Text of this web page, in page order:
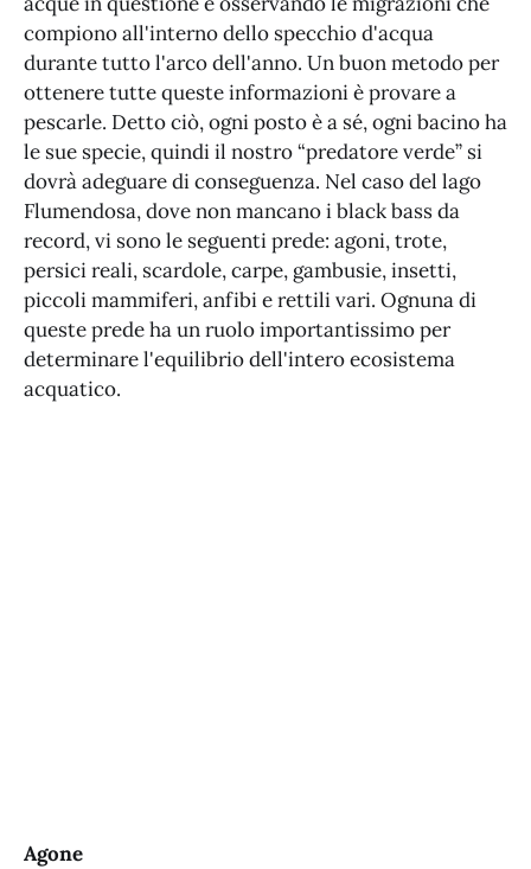
compiono all'interno dello specchio d'acqua
durante tutto l'arco dell'anno. Un buon metodo per
ottenere tutte queste informazioni è provare a
pescarle. Detto ciò, ogni posto è a sé, ogni bacino ha
le sue specie, quindi il nostro “predatore verde” si
dovrà adeguare di conseguenza. Nel caso del lago
Flumendosa, dove non mancano i black bass da
record, vi sono le seguenti prede: agoni, trote,
persici reali, scardole, carpe, gambusie, insetti,
piccoli mammiferi, anfibi e rettili vari. Ognuna di
queste prede ha un ruolo importantissimo per
determinare l'equilibrio dell'intero ecosistema
acquatico.
Agone